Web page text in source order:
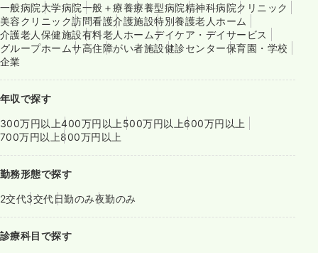
一般病院大学病院一般＋療養療養型病院精神科病院クリニック
美容クリニック訪問看護介護施設特別養護老人ホーム
介護老人保健施設有料老人ホームデイケア・デイサービス
グループホームサ高住障がい者施設健診センター保育園・学校
企業
年収で探す
300万円以上400万円以上 500万円以上600万円以上
700万円以上800万円以上
勤務形態で探す
2交代3交代日勤のみ夜勤のみ
診療科目で探す